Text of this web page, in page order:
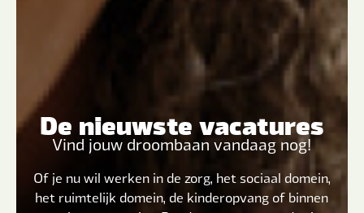
De nieuwste vacatures
Vind jouw droombaan vandaag nog!
Of je nu wil werken in de zorg, het sociaal domein,
het ruimtelijk domein, de kinderopvang of binnen